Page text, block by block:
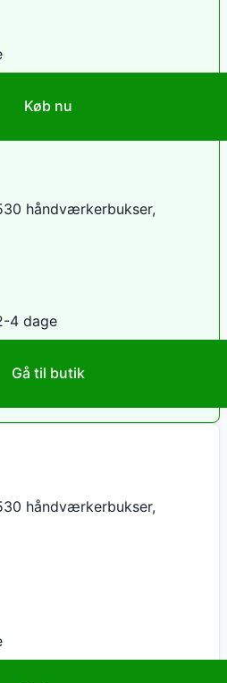
Køb nu
håndværkerbukser,
4 dage
Gå til butik
håndværkerbukser,